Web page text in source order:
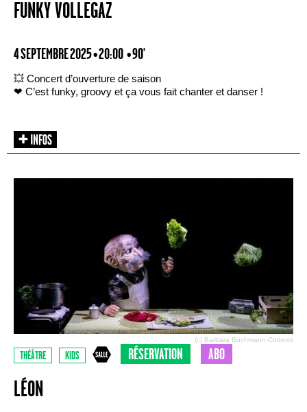
FUNKY VOLLEGAZ
4 SEPTEMBRE 2025 • 20:00 • 90'
💥 Concert d’ouverture de saison
❤ C’est funky, groovy et ça vous fait chanter et danser !
(c) Barbara Buchmann-Cotterot
THÉÂTRE KIDS RÉSERVATION ABO
LÉON